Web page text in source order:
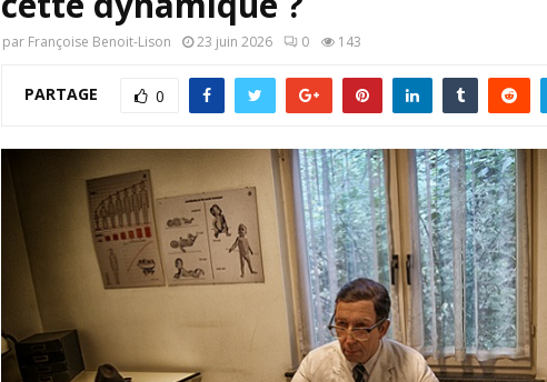
par Françoise Benoit-Lison 23 juin 2026 0 143
PARTAGE 0